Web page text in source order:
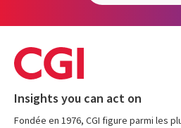
Insights you can act on
Fondée en 1976, CGI figure parmi les